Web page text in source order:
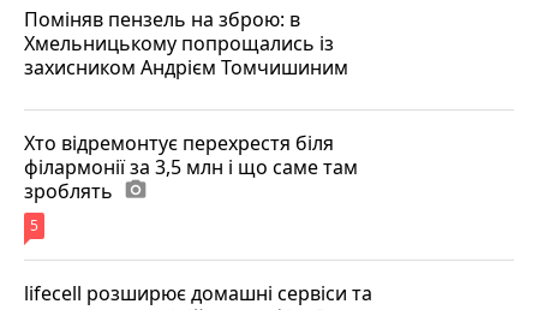
Поміняв пензель на зброю: в
Хмельницькому попрощались із
захисником Андрієм Томчишиним
Хто відремонтує перехрестя біля
філармонії за 3,5 млн і що саме там
зроблять photo_camera
5
lifecell розширює домашні сервіси та